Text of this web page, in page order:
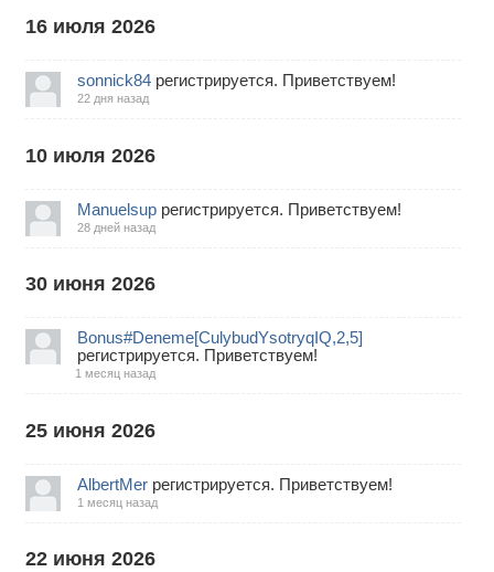
16 июля 2026
sonnick84регистрируется. Приветствуем!
22 дня назад
10 июля 2026
Manuelsupрегистрируется. Приветствуем!
28 дней назад
30 июня 2026
Bonus#Deneme[CulybudYsotryqIQ,2,5]
регистрируется. Приветствуем!
1 месяц назад
25 июня 2026
AlbertMerрегистрируется. Приветствуем!
1 месяц назад
22 июня 2026